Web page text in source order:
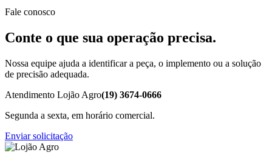
Fale conosco
Conte o que sua operação precisa.
Nossa equipe ajuda a identificar a peça, o implemento ou a solução
de precisão adequada.
Atendimento Lojão Agro(19) 3674-0666
Segunda a sexta, em horário comercial.
Enviar solicitação